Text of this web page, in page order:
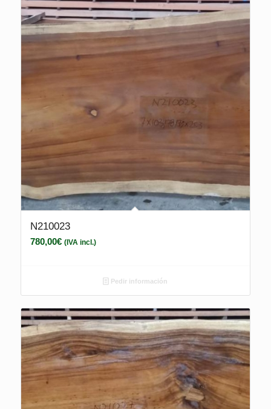
N210023
780,00€ (IVA incl.)
Pedir información